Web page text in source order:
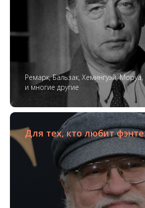
Ремарк, Бальзак, Хемингуэй,
и многие другие
Для тех, кто любит